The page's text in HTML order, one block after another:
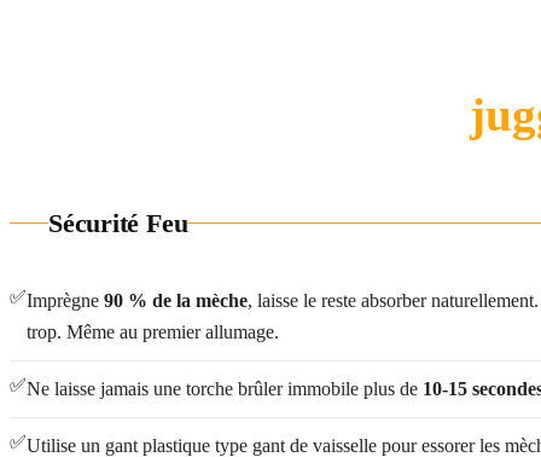
Sécurité Feu
✅Imprègne 90 % de la mèche, laisse le reste absorber
trop. Même au premier allumage.
✅Ne laisse jamais une torche brûler immobile plus de 10-15
✅Utilise un gant plastique type gant de vaisselle pour essorer les